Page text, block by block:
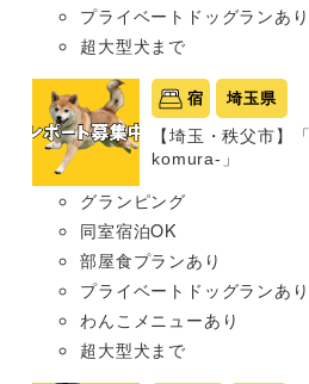
プライベートドッグランあり
超大型犬まで
宿 埼玉県
【埼玉・秩父市】
komura-」
グランピング
同室宿泊OK
部屋食プランあり
プライベートドッグランあり
わんこメニューあり
超大型犬まで